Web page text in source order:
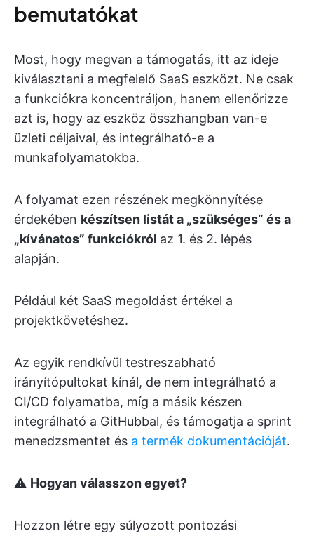
bemutatókat
Most, hogy megvan a támogatás, itt az ideje
kiválasztani a megfelelő SaaS eszközt. Ne csak
a funkciókra koncentráljon, hanem ellenőrizze
azt is, hogy az eszköz összhangban van-e
üzleti céljaival, és integrálható-e a
munkafolyamatokba.
A folyamat ezen részének megkönnyítése
érdekében készítsen listát a „szükséges” és a
„kívánatos” funkciókról az 1. és 2. lépés
alapján.
Például két SaaS megoldást értékel a
projektkövetéshez.
Az egyik rendkívül testreszabható
irányítópultokat kínál, de nem integrálható a
CI/CD folyamatba, míg a másik készen
integrálható a GitHubbal, és támogatja a sprint
menedzsmentet és a termék dokumentációját.
⚠️ Hogyan válasszon egyet?
Hozzon létre egy súlyozott pontozási